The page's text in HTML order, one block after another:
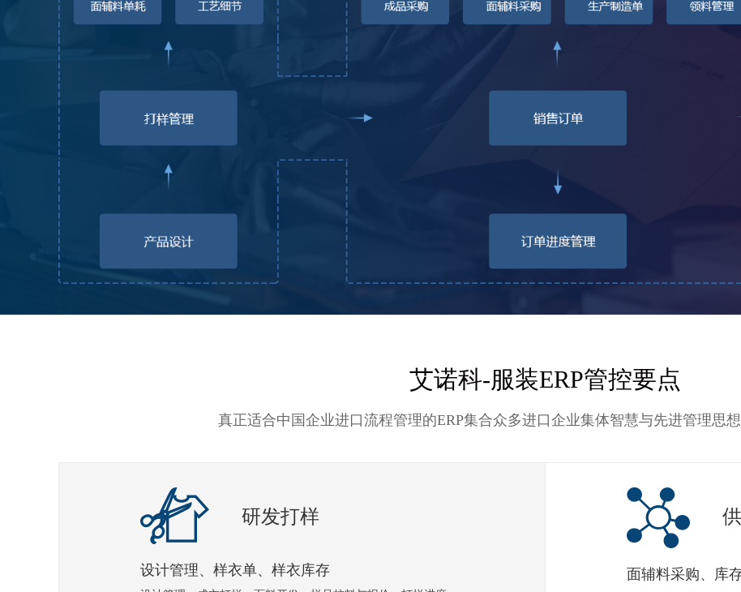
艾诺科-服装ERP管控要点
真正适合中国企业进口流程管理的ERP集合众多进口企业集体智慧与先进管理思
研发打样
设计管理、样衣单、样衣库存 面辅料采购、库